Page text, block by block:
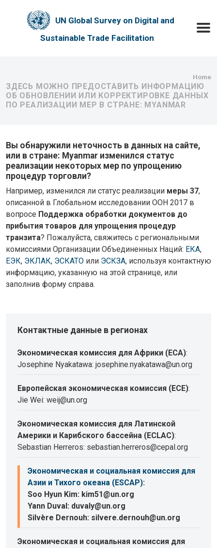
UN Global Survey on Digital and
Sustainable Trade Facilitation
Home
ЗДЕСЬ МОЖНО ПРЕДОСТАВИТЬ ИНФОРМАЦИЮ
ОБ ОБНОВЛЕНИИ ИЛИ КОРРЕКТИРОВКЕ ДАННЫХ
ПО РЕАЛИЗАЦИИ МЕР В СТРАНЕ: MYANMAR
Вы обнаружили неточность в данных на сайте,
или в стране: Myanmar изменился статус
реализации некоторых мер по упрощению
процедур торговли?
Например, изменился ли статус реализации меры 37,
описанной в Глобальном исследовании ООН 2017 в
вопросе Поддержка обработки документов до
прибытия товаров для упрощения процедур
транзита? Пожалуйста, свяжитесь с региональными
комиссиями Организации Объединенных Наций: ЕКА,
ЕЭК, ЭКЛАК, ЭСКАТО или ЭСКЗА, используя контактную
информацию, указанную на этой странице, или
заполнив форму справа.
Контактные данные в регионах
Экономическая комиссия для Африки (ECA):
Josephine Nyakatawa: josephine.nyakatawa@un.org
Европейская экономическая комиссия (ECE):
Jie Wei: weij@un.org
Экономическая комиссия для Латинской
Америки и Карибского бассейна (ECLAC):
Sebastian Herreros: sebastian.herreros@cepal.org
Экономическая и социальная комиссия для
Азии и Тихого океана (ESCAP):
Soo Hyun Kim: kim51@un.org
Yann Duval: duvaly@un.org
Silvère Dernouh: silvere.dernouh@un.org
Экономическая и социальная комиссия для